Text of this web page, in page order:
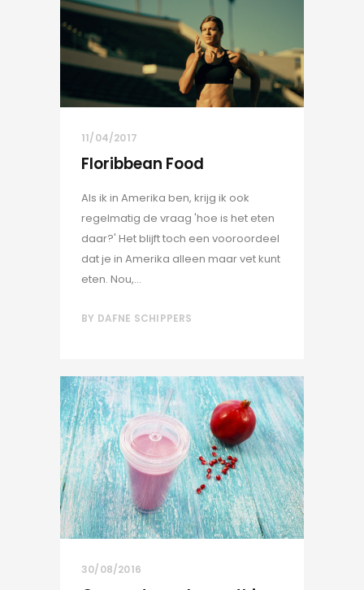
11/04/2017
Floribbean Food
Als ik in Amerika ben, krijg ik ook
regelmatig de vraag 'hoe is het eten
daar?' Het blijft toch een vooroordeel
dat je in Amerika alleen maar vet kunt
eten. Nou,...
BY DAFNE SCHIPPERS
30/08/2016